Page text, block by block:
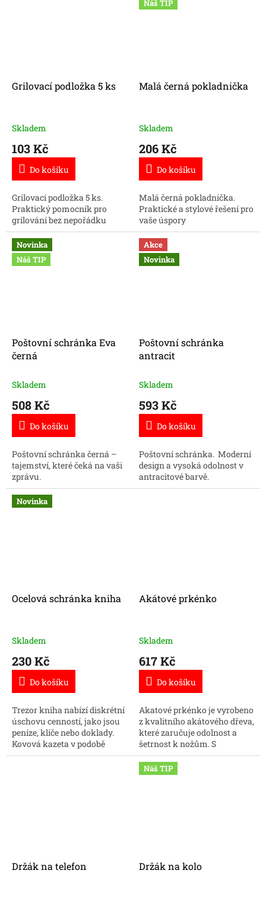
Grilovací podložka 5 ks
Skladem
103 Kč
Do košíku
Grilovací podložka 5 ks.
Praktický pomocník pro
grilování bez nepořádku
Náš TIP
Malá černá pokladnička
Skladem
206 Kč
Do košíku
Malá černá pokladnička.
Praktické a stylové řešení pro
vaše úspory
Novinka
Náš TIP
Poštovní schránka Eva
černá
Skladem
508 Kč
Do košíku
Poštovní schránka černá –
tajemství, které čeká na vaši
zprávu.
Akce
Novinka
Poštovní schránka
antracit
Skladem
593 Kč
Do košíku
Poštovní schránka. Moderní
design a vysoká odolnost v
antracitové barvě.
Novinka
Ocelová schránka kniha
Skladem
230 Kč
Do košíku
Trezor kniha nabízí diskrétní
úschovu cenností, jako jsou
peníze, klíče nebo doklady.
Kovová kazeta v podobě
slovníku se snadno
Akátové prkénko
Skladem
617 Kč
Do košíku
Akatové prkénko je vyrobeno
z kvalitního akátového dřeva,
které zaručuje odolnost a
šetrnost k nožům. S
elegantním designem je
ideální pro krájení i
servírování pokrmů.
Držák na telefon
Náš TIP
Držák na kolo